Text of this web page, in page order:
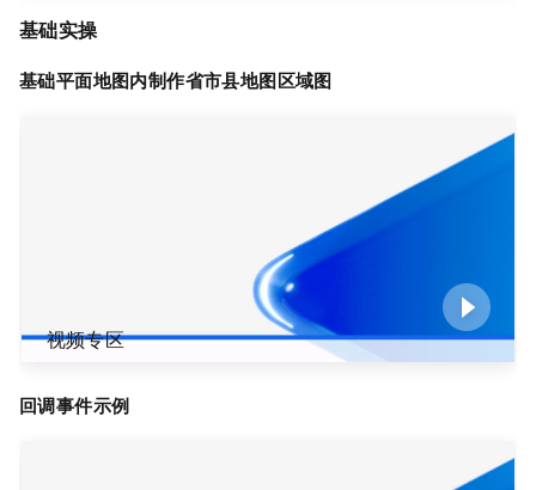
基础实操
基础平面地图内制作省市县地图区域图
视频专区
回调事件示例